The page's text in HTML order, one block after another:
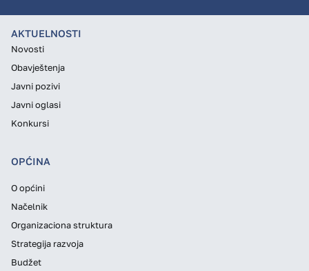
AKTUELNOSTI
Novosti
Obavještenja
Javni pozivi
Javni oglasi
Konkursi
OPĆINA
O općini
Načelnik
Organizaciona struktura
Strategija razvoja
Budžet